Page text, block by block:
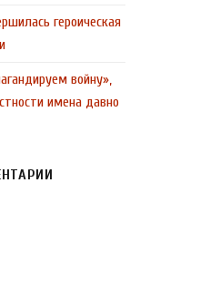
героическая
войну»,
имена давно